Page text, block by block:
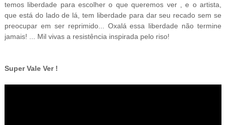
temos liberdade para escolher o que queremos ver , e o artista,
que está do lado de lá, tem liberdade para dar seu recado sem se
preocupar em ser reprimido... Oxalá essa liberdade não termine
jamais! ... Mil vivas a resistência inspirada pelo riso!
Super Vale Ver !